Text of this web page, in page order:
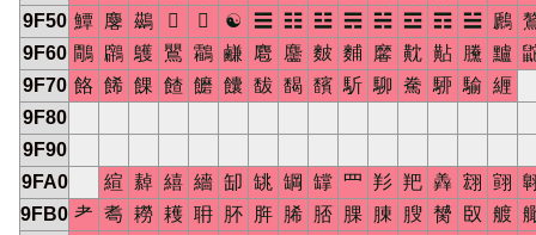
9F50 鱏 麐 鷀   ☯ ☰ ☷ ☳ ☴ ☵ ☲ ☶ ☱ 鷉
9F60 鷼 鸊 鸌 鸎 鸘 鹻 麅 麢 麬 麱 黁 黆 黇 黱 黸
9F70 餎 餙 餜 餷 饝 饢 馛 馤 馪 馸 駠 駦 駵 騟 緾
9F80
9F90
9FA0
縇 繛 繥 繬 缷 罀 罁 罉 罒 羏 羓 羴 翝 翧
9FB0 耂 耈 耮 耯 耼 肧 脌 脪 脴 腂 腖 膄 膥 臤 艔